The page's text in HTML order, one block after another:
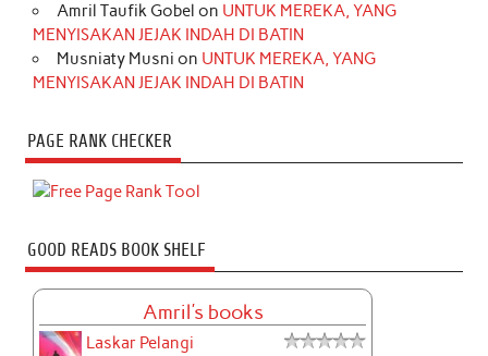
Amril Taufik Gobel on UNTUK MEREKA, YANG
MENYISAKAN JEJAK INDAH DI BATIN
Musniaty Musni on UNTUK MEREKA, YANG
MENYISAKAN JEJAK INDAH DI BATIN
PAGE RANK CHECKER
GOOD READS BOOK SHELF
Amril's books
Laskar Pelangi